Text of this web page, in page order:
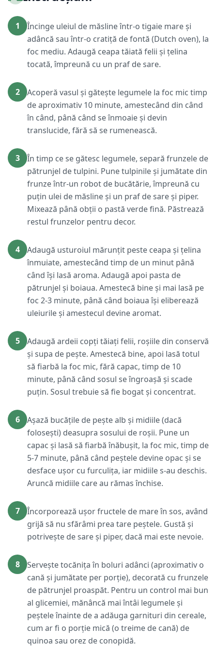
1
Încinge uleiul de măsline într-o tigaie mare și
adâncă sau într-o cratiță de fontă (Dutch oven), la
foc mediu. Adaugă ceapa tăiată felii și țelina
tocată, împreună cu un praf de sare.
2
Acoperă vasul și gătește legumele la foc mic timp
de aproximativ 10 minute, amestecând din când
în când, până când se înmoaie și devin
translucide, fără să se rumenească.
3
În timp ce se gătesc legumele, separă frunzele de
pătrunjel de tulpini. Pune tulpinile și jumătate din
frunze într-un robot de bucătărie, împreună cu
puțin ulei de măsline și un praf de sare și piper.
Mixează până obții o pastă verde fină. Păstrează
restul frunzelor pentru decor.
4
Adaugă usturoiul mărunțit peste ceapa și țelina
înmuiate, amestecând timp de un minut până
când își lasă aroma. Adaugă apoi pasta de
pătrunjel și boiaua. Amestecă bine și mai lasă pe
foc 2-3 minute, până când boiaua își eliberează
uleiurile și amestecul devine aromat.
5
Adaugă ardeii copți tăiați felii, roșiile din conservă
și supa de pește. Amestecă bine, apoi lasă totul
să fiarbă la foc mic, fără capac, timp de 10
minute, până când sosul se îngroașă și scade
puțin. Sosul trebuie să fie bogat și concentrat.
6
Așază bucățile de pește alb și midiile (dacă
folosești) deasupra sosului de roșii. Pune un
capac și lasă să fiarbă înăbușit, la foc mic, timp de
5-7 minute, până când peștele devine opac și se
desface ușor cu furculița, iar midiile s-au deschis.
Aruncă midiile care au rămas închise.
7
Încorporează ușor fructele de mare în sos, având
grijă să nu sfărâmi prea tare peștele. Gustă și
potrivește de sare și piper, dacă mai este nevoie.
8
Servește tocănița în boluri adânci (aproximativ o
cană și jumătate per porție), decorată cu frunzele
de pătrunjel proaspăt. Pentru un control mai bun
al glicemiei, mănâncă mai întâi legumele și
peștele înainte de a adăuga garnituri din cereale,
cum ar fi o porție mică (o treime de cană) de
quinoa sau orez de conopidă.